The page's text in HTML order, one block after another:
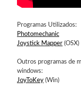
Programas Utilizados:
Photomechanic
Joystick Mapper (OSX)
Outros programas de
windows:
JoyToKey (Win)